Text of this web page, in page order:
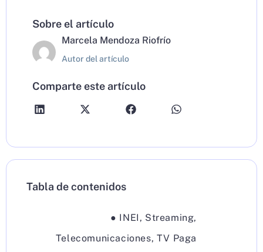
Sobre el artículo
Marcela Mendoza Riofrío
Autor del artículo
Comparte este artículo
Tabla de contenidos
● INEI , Streaming,
Telecomunicaciones, TV Paga